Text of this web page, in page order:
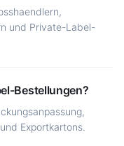
und Private-Label-
Bestellungen?
Exportkartons.